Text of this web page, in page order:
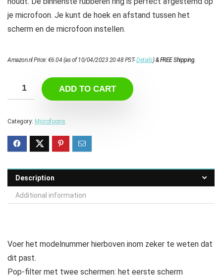
je microfoon. Je kunt de hoek en afstand tussen het
scherm en de microfoon instellen.
Amazon.nl Price:€6.04 (as of 10/04/2023 20:48 PST-Details)&FREE Shipping.
ADD TO CART
Category: Microfoons
Description
Additional information
Voer het modelnummer hierboven inom zeker te weten dat
dit past.
Pop-filter met twee schermen: het eerste scherm